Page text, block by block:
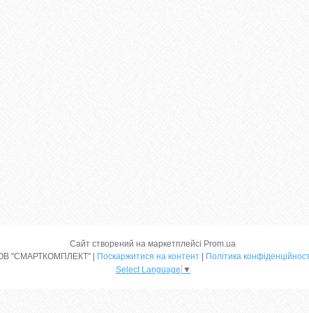
Сайт створений на маркетплейсі Prom.ua
ТОВ "СМАРТКОМПЛЕКТ" | Поскаржитися на контент | Політика
Select Language ▼